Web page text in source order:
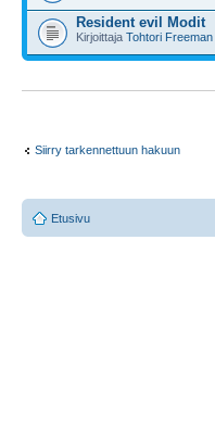
Resident evil Modit
Kirjoittaja Tohtori Freeman
Siirry tarkennettuun hakuun
Etusivu